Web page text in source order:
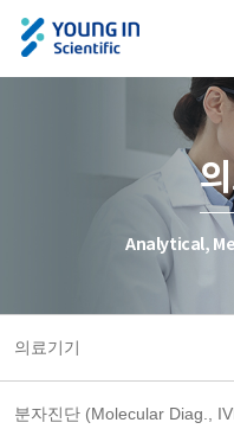
Analytical,